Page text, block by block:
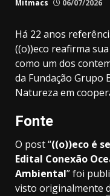
Mitmacs 06/07/2026
Há 22 anos
((o))eco reafirma
como um dos
da Fundação Grupo
Natureza em
Fonte
O post “((o))eco é
Edital Conexão
Ambiental” foi
visto originalmente